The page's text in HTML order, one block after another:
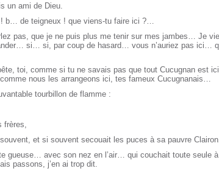
un ami de Dieu.
b… de teigneux ! que viens-tu faire ici ?…
pas, que je ne puis plus me tenir sur mes jambes… Je
si… si, par coup de hasard… vous n’auriez pas ici…
toi, comme si tu ne savais pas que tout Cucugnan est
nous les arrangeons ici, tes fameux Cucugnanais…
tourbillon de flamme :
frères,
et si souvent secouait les puces à sa pauvre
gueuse… avec son nez en l’air… qui couchait toute seule
passons, j’en ai trop dit.